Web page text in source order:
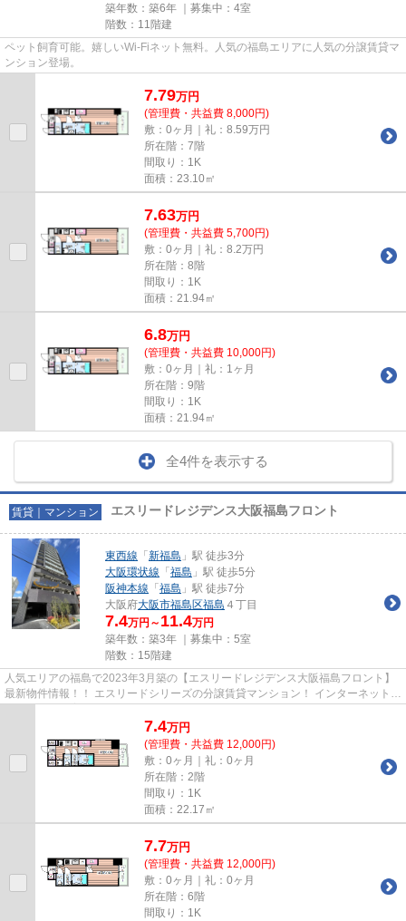
築年数：築6年 ｜募集中： 4室
階数：11階建
ペット飼育可能。嬉しいWi-Fiネット無料。人気の福島エリアに人気の分譲賃貸マ
ンション登場。
7.79万円
(管理費・共益費 8,000円)
敷：0ヶ月｜礼：8.59万円
所在階：7階
間取り：1K
面積：23.10㎡
7.63万円
(管理費・共益費 5,700円)
敷：0ヶ月｜礼：8.2万円
所在階：8階
間取り：1K
面積：21.94㎡
6.8万円
(管理費・共益費 10,000円)
敷：0ヶ月｜礼：1ヶ月
所在階：9階
間取り：1K
面積：21.94㎡
全4件を表示する
賃貸｜マンション エスリードレジデンス大阪福島フロント
東西線 「 新福島 」駅 徒歩3分
大阪環状線 「 福島 」駅 徒歩5分
阪神本線 「 福島 」駅 徒歩7分
大阪府大阪市福島区福島 ４丁目
7.4万円～ 11.4万円
築年数：築3年 ｜募集中： 5室
階数：15階建
人気エリアの福島で2023年3月築の【エスリードレジデンス大阪福島フロント】
最新物件情報！！ エスリードシリーズの分譲賃貸マンション！ インターネット無
7.4万円
(管理費・共益費 12,000円)
敷：0ヶ月｜礼：0ヶ月
所在階：2階
間取り：1K
面積：22.17㎡
7.7万円
(管理費・共益費 12,000円)
敷：0ヶ月｜礼：0ヶ月
所在階：6階
間取り：1K